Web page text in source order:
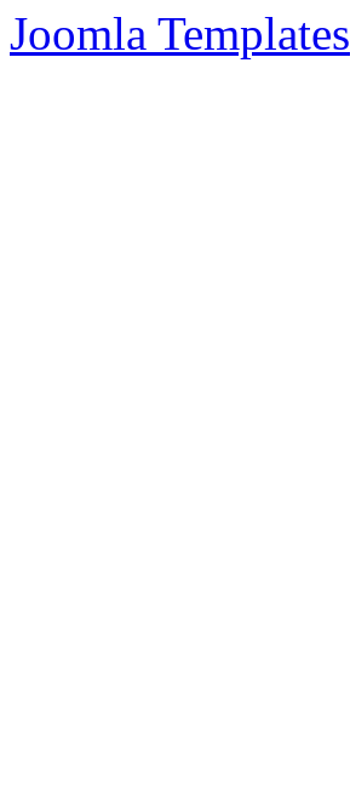
Joomla Templates